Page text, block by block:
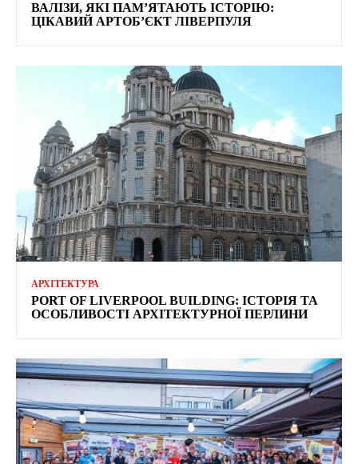
ВАЛІЗИ, ЯКІ ПАМ’ЯТАЮТЬ ІСТОРІЮ:
ЦІКАВИЙ АРТОБ’ЄКТ ЛІВЕРПУЛЯ
АРХІТЕКТУРА
PORT OF LIVERPOOL BUILDING: ІСТОРІЯ ТА
ОСОБЛИВОСТІ АРХІТЕКТУРНОЇ ПЕРЛИНИ